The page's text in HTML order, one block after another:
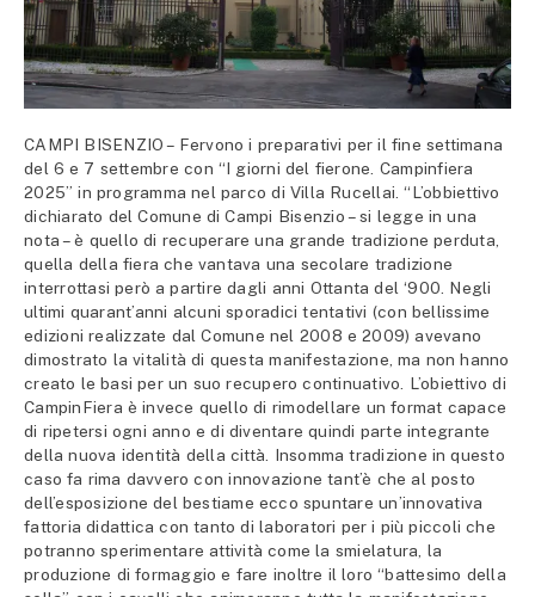
CAMPI BISENZIO – Fervono i preparativi per il fine settimana
del 6 e 7 settembre con “I giorni del fierone. Campinfiera
2025” in programma nel parco di Villa Rucellai. “L’obbiettivo
dichiarato del Comune di Campi Bisenzio – si legge in una
nota – è quello di recuperare una grande tradizione perduta,
quella della fiera che vantava una secolare tradizione
interrottasi però a partire dagli anni Ottanta del ‘900. Negli
ultimi quarant’anni alcuni sporadici tentativi (con bellissime
edizioni realizzate dal Comune nel 2008 e 2009) avevano
dimostrato la vitalità di questa manifestazione, ma non hanno
creato le basi per un suo recupero continuativo. L’obiettivo di
CampinFiera è invece quello di rimodellare un format capace
di ripetersi ogni anno e di diventare quindi parte integrante
della nuova identità della città. Insomma tradizione in questo
caso fa rima davvero con innovazione tant’è che al posto
dell’esposizione del bestiame ecco spuntare un’innovativa
fattoria didattica con tanto di laboratori per i più piccoli che
potranno sperimentare attività come la smielatura, la
produzione di formaggio e fare inoltre il loro “battesimo della